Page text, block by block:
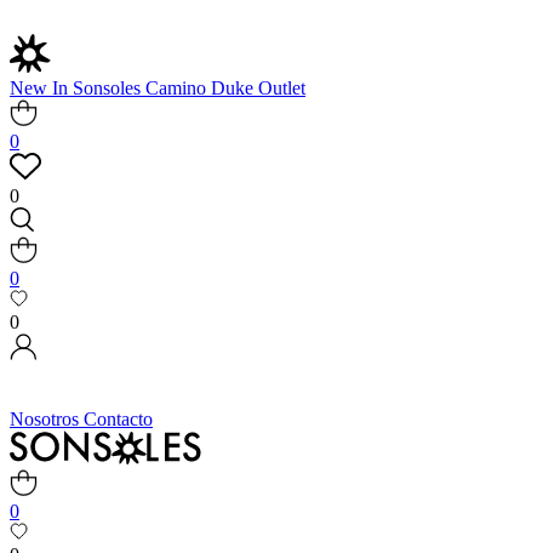
New In Sonsoles Camino Duke Outlet
0
0
0
0
Nosotros Contacto
0